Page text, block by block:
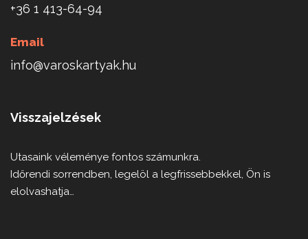
+36 1 413-64-94
Email
info@varoskartyak.hu
Visszajelzések
Utasaink véleménye fontos számunkra.
Időrendi sorrendben, legelöl a legfrissebbekkel, Ön is
elolvashatja…